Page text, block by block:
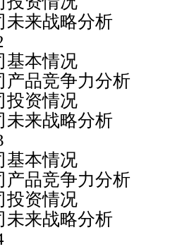
战略分析
情况
竞争力分析
情况
战略分析
情况
竞争力分析
情况
战略分析